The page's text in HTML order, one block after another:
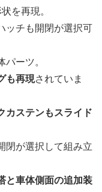
を再現。
ッチも開閉が選択可
ーツ。
も再現されていま
カステンもスライド
閉が選択して組み立
と車体側面の追加装